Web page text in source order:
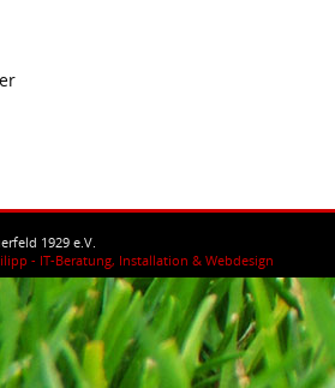
1929 e.V.
- IT-Beratung, Installation & Webdesign